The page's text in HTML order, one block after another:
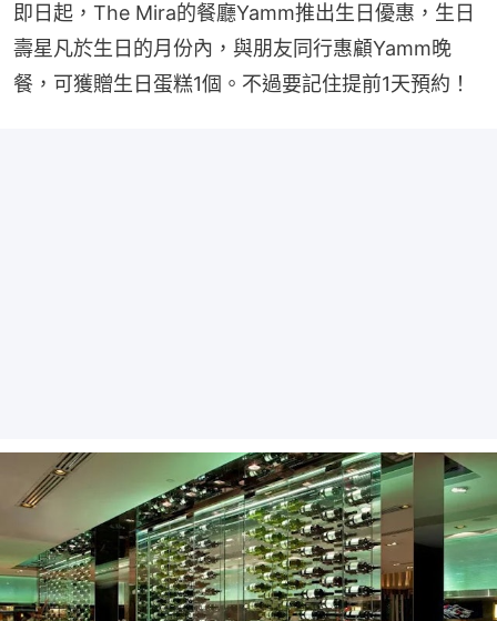
即日起，The Mira的餐廳Yamm推出生日優惠，生日
壽星凡於生日的月份內，與朋友同行惠顧Yamm晚
餐，可獲贈生日蛋糕1個。不過要記住提前1天預約！